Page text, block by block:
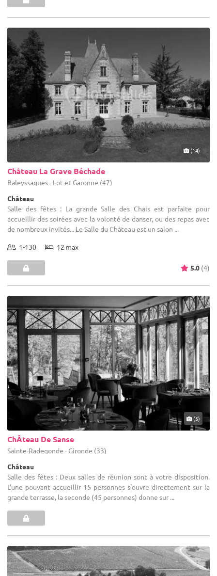
(14)
Château La Grave Béchade
Baleyssagues - Lot-et-Garonne (47)
Château
Salle des fêtes : La grande Salle des Chais est parfaite pour
accueillir des soirées avec la volonté de danser, ou des repas avec
de nombreux invités... Le Salle du Château est un salon ...
1-130 12 max
5.0 (4)
(5)
ChÂteau De Sanse
Sainte-Radegonde - Gironde (33)
Château
Salle des fêtes : Deux salles de réunion sont à votre disposition.
L’une pouvant accueillir 15 personnes s’ouvre directement sur la
grande terrasse, la seconde (45 personnes) donne sur ...